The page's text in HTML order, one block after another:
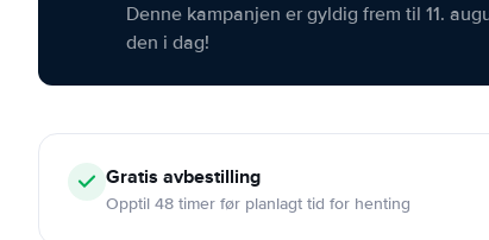
Denne kampanjen er gyldig frem til 11.
den i dag!
Gratis avbestilling
Opptil 48 timer før planlagt tid for henting